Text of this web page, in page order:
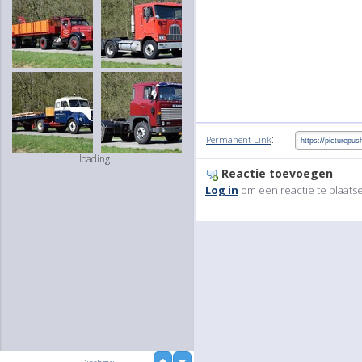
loading...
Permanent Link:
Reactie toevoegen
Log in om een reactie te